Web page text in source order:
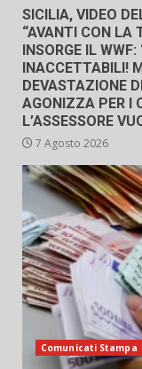
SICILIA, VIDEO
“AVANTI CON LA
INSORGE IL
INACCETTABILI!
DEVASTAZIONE
AGONIZZA PER I
L’ASSESSORE
7 Agosto 2026
Comunicati Stampa